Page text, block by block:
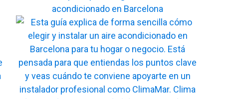
acondicionado en Barcelona